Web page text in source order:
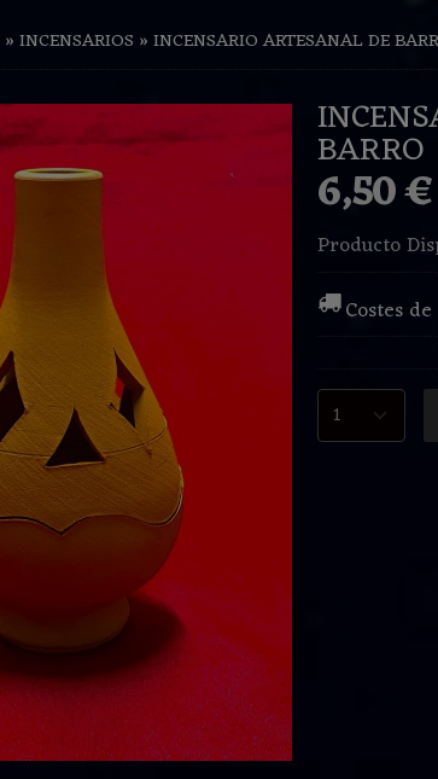
»INCENSARIOS »INCENSARIO ARTESANAL DE
BARRO
6,50 €
Producto
Costes